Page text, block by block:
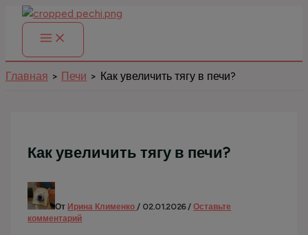
Перейти
содержимому
Главная Печи Как увеличить тягу в печи?
Как увеличить тягу в печи?
От Ирина Клименко/ 02.01.2026/Оставьте
комментарий